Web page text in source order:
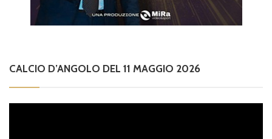
CALCIO D’ANGOLO DEL 11 MAGGIO 2026